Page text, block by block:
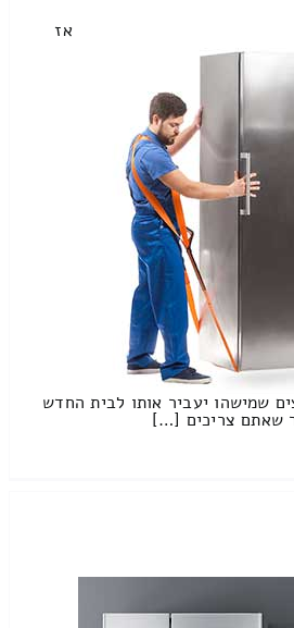
אז
שמישהו יעביר אותו לבית החדש
שאתם צריכים […]